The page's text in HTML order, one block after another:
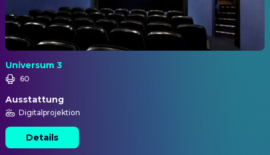
Universum 3
60
Ausstattung
Digitalprojektion
Details